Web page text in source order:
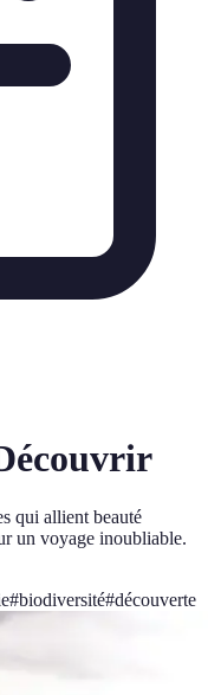
qui allient beauté
un voyage inoubliable.
#biodiversité#découverte